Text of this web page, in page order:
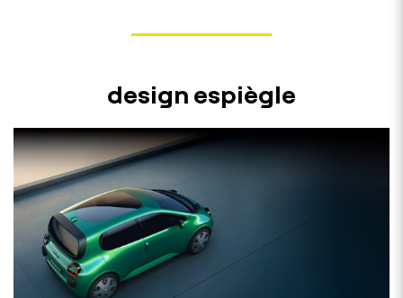
design espiègle